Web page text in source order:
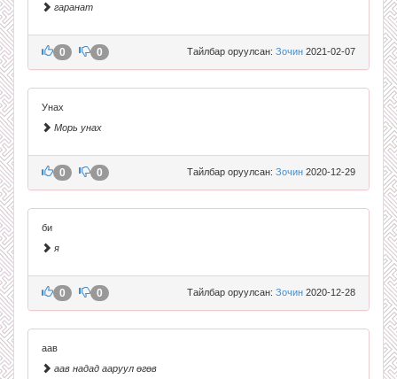
гаранат
Тайлбар оруулсан: Зочин 2021-02-07
0 0
Унах
Морь унах
Тайлбар оруулсан: Зочин 2020-12-29
0 0
би
я
Тайлбар оруулсан: Зочин 2020-12-28
0 0
аав
аав надад ааруул өгөв